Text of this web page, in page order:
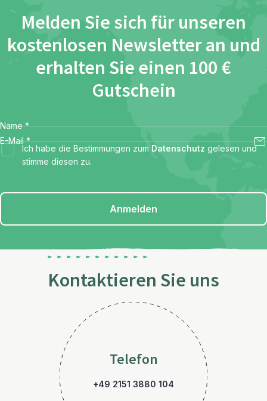
Melden Sie sich für unseren
kostenlosen Newsletter an und
erhalten Sie einen 100 €
Gutschein
Name *
E-Mail *
Ich habe die Bestimmungen zum Datenschutz gelesen und
stimme diesen zu.
Anmelden
Kontaktieren Sie uns
Telefon
+49 2151 3880 104